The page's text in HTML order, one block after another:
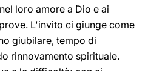
loro amore a Dio e ai
L'invito ci giunge come
giubilare, tempo di
rinnovamento spirituale.